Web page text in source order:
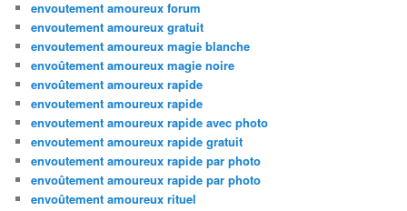
envoutement amoureux forum
envoutement amoureux gratuit
envoutement amoureux magie blanche
envoûtement amoureux magie noire
envoûtement amoureux rapide
envoutement amoureux rapide
envoutement amoureux rapide avec photo
envoutement amoureux rapide gratuit
envoutement amoureux rapide par photo
envoûtement amoureux rapide par photo
envoûtement amoureux rituel